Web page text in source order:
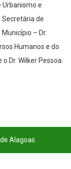
e
Secretária de
– Dr.
Humanos e do
Dr. Wilker Pessoa.
Alagoas